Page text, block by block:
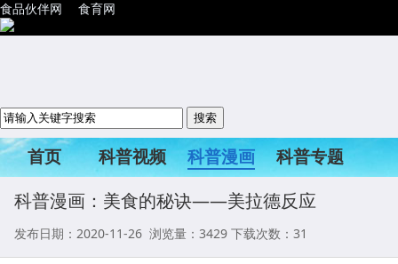
食品伙伴网 食育网
首页 科普视频 科普漫画
科普专题
科普活动
科普漫画：美食的秘诀——美拉德反应
发布日期：2020-11-26 浏览量： 3429 下载次数：31